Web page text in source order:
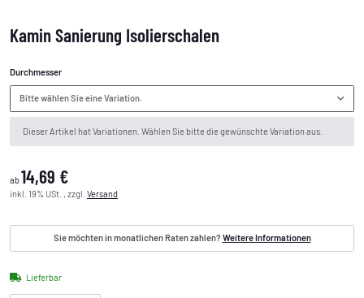
Kamin Sanierung Isolierschalen
Durchmesser
Bitte wählen Sie eine Variation.
xDieser Artikel hat Variationen. Wählen Sie bitte die gewünschte Variation aus.
ab14,69 €
inkl. 19% USt. , zzgl. Versand
Sie möchten in monatlichen Raten zahlen? Weitere Informationen
Lieferbar